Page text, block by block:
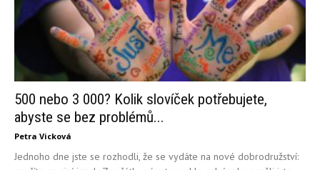
500 nebo 3 000? Kolik slovíček potřebujete,
abyste se bez problémů...
Petra Vicková
Jednoho dne jste se rozhodli, že se vydáte na nové dobrodružství: